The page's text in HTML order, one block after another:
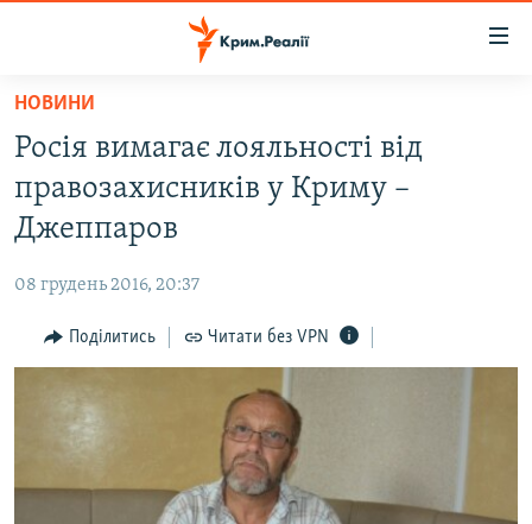
Перейти
основного
матеріалу
Перейти
до
основної
навігації
Перейти
до
пошуку
ВІДЕО ТА ФОТО
БЛОГИ
ПОГЛЯД
ІНТЕРВ'Ю
ВСЕ ЗА ДЕНЬ
СПЕЦПРОЕКТИ
ЯК ОБІЙТИ БЛОКУВАННЯ
НОВИНИ
Росія вимагає лояльності від
правозахисників у Криму –
Джеппаров
08 грудень 2016, 20:37
Поділитись Читати без VPN